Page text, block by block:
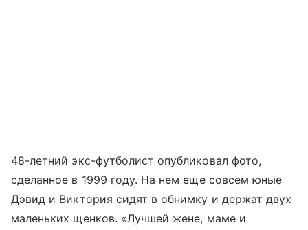
48-летний экс-футболист опубликовал фото,
сделанное в 1999 году. На нем еще совсем юные
Дэвид и Виктория сидят в обнимку и держат двух
маленьких щенков. «Лучшей жене, маме и